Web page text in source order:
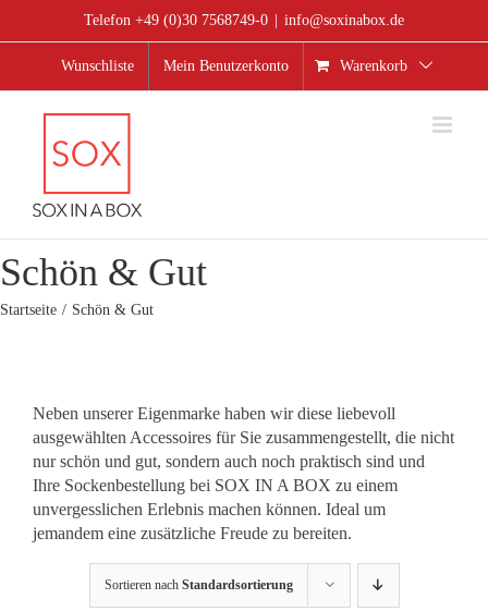
Telefon +49 (0)30 7568749-0 info@soxinabox.de
Wunschliste Mein Benutzerkonto Warenkorb
Schön & Gut
Startseite Schön & Gut
Neben unserer Eigenmarke haben wir diese liebevoll
ausgewählten Accessoires für Sie zusammengestellt, die nicht
nur schön und gut, sondern auch noch praktisch sind und
Ihre Sockenbestellung bei SOX IN A BOX zu einem
unvergesslichen Erlebnis machen können. Ideal um
jemandem eine zusätzliche Freude zu bereiten.
Sortieren nach Standardsortierung